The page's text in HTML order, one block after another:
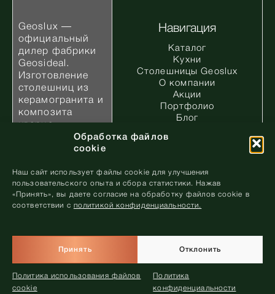
Обработка файлов
cookie
Наш сайт использует файлы cookie для улучшения
пользовательского опыта и сбора статистики. Нажав
«Принять», вы даете согласие на обработку файлов cookie в
соответствии с политикой конфиденциальности.
Принять Отклонить
Политика использования файлов
cookie
Политика
конфиденциальности
салон
Geoslux —
официальный
дилер фабрики
Geosideal.
Изготовление
столешниц из
керамогранита и
композита
кварца.
Запись в
салон
Навигация
Каталог
Кухни
Столешницы Geoslux
О компании
Акции
Портфолио
Блог
Дизайнерам и
ООО «Геослюкс и К» УНП 193825948 Республика
Политика конфиденциальности